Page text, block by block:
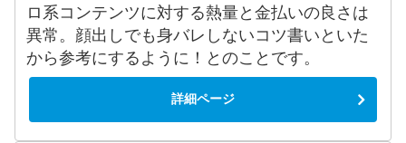
ロ系コンテンツに対する熱量と金払いの良さは
異常。顔出しでも身バレしないコツ書いといた
から参考にするように！とのことです。
詳細ページ